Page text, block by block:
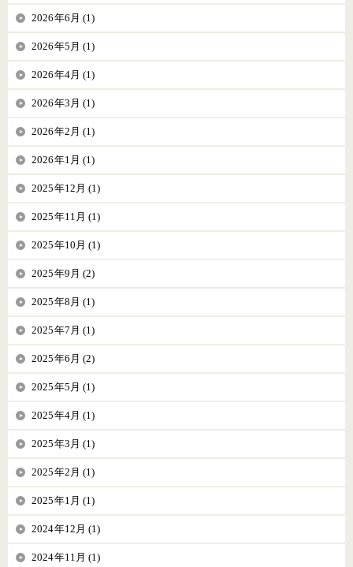
2026年6月 (1)
2026年5月 (1)
2026年4月 (1)
2026年3月 (1)
2026年2月 (1)
2026年1月 (1)
2025年12月 (1)
2025年11月 (1)
2025年10月 (1)
2025年9月 (2)
2025年8月 (1)
2025年7月 (1)
2025年6月 (2)
2025年5月 (1)
2025年4月 (1)
2025年3月 (1)
2025年2月 (1)
2025年1月 (1)
2024年12月 (1)
2024年11月 (1)